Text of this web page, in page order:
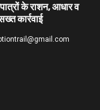
के राशन, आधार व
कार्रवाई